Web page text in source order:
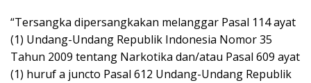
“Tersangka dipersangkakan melanggar Pasal 114 ayat
(1) Undang-Undang Republik Indonesia Nomor 35
Tahun 2009 tentang Narkotika dan/atau Pasal 609 ayat
(1) huruf a juncto Pasal 612 Undang-Undang Republik